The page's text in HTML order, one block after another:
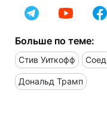
Больше по теме:
Стив Уиткофф
Дональд Трамп